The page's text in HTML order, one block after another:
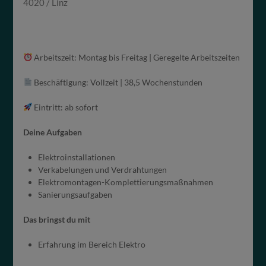
4020 / Linz
Arbeitszeit: Montag bis Freitag | Geregelte Arbeitszeiten
Beschäftigung: Vollzeit | 38,5 Wochenstunden
Eintritt: ab sofort
Deine Aufgaben
Elektroinstallationen
Verkabelungen und Verdrahtungen
Elektromontagen-Komplettierungsmaßnahmen
Sanierungsaufgaben
Das bringst du mit
Erfahrung im Bereich Elektro